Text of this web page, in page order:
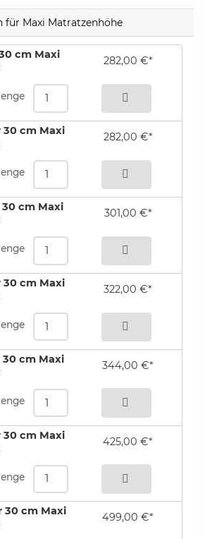
oben angegebenen
gefertigt.
für Maxi Matratzenhöhe
cm Maxi
282,00 €*
30 cm Maxi
282,00 €*
cm Maxi
301,00 €*
30 cm Maxi
322,00 €*
bestellen
30 cm Maxi
344,00 €*
bestellen
30 cm Maxi
425,00 €*
bestellen
30 cm Maxi
499,00 €*